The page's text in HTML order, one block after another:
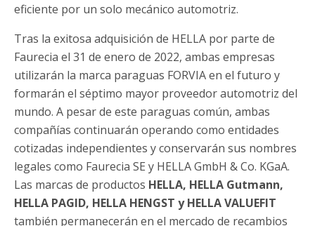
eficiente por un solo mecánico automotriz.
Tras la exitosa adquisición de HELLA por parte de
Faurecia el 31 de enero de 2022, ambas empresas
utilizarán la marca paraguas FORVIA en el futuro y
formarán el séptimo mayor proveedor automotriz del
mundo. A pesar de este paraguas común, ambas
compañías continuarán operando como entidades
cotizadas independientes y conservarán sus nombres
legales como Faurecia SE y HELLA GmbH & Co. KGaA.
Las marcas de productos HELLA, HELLA Gutmann,
HELLA PAGID, HELLA HENGST y HELLA VALUEFIT
también permanecerán en el mercado de recambios